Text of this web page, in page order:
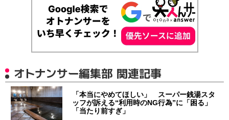
オトナンサー編集部 関連記事
「本当にやめてほしい」 スーパー銭湯スタ
ッフが訴える“利用時のNG行為”に「困る」
「当たり前すぎ」